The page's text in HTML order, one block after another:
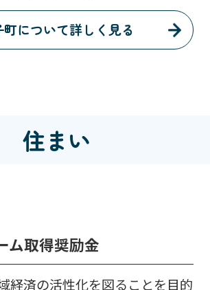
町について詳しく見る
住まい
ム取得奨励金
経済の活性化を図ることを目的